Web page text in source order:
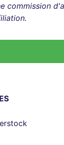
commission